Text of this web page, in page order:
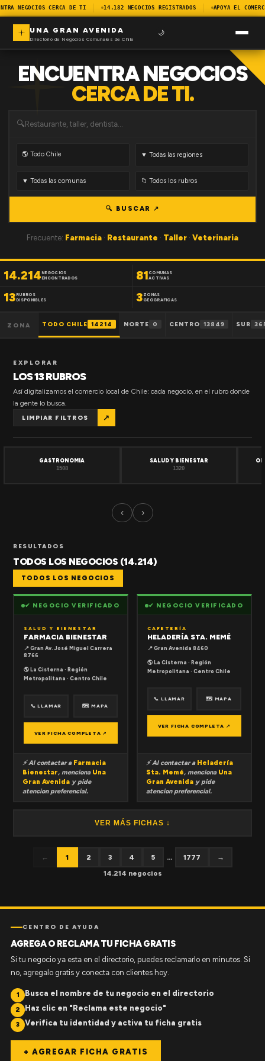
NEGOCIOS CERCA DE TI 14.182 NEGOCIOS REGISTRADOS APOYA EL
UNA GRAN AVENIDA
Directorio de Negocios Comunales de Chile
🌙
ENCUENTRA NEGOCIOS
CERCA DE TI.
🔍
🔍 BUSCAR ↗
Frecuente: Farmacia · Restaurante · Taller · Veterinaria
14.214NEGOCIOS
ENCONTRADOS
81 COMUNAS
ACTIVAS
13RUBROS
DISPONIBLES
3 ZONAS
GEOGRAFICAS
ZONA TODO CHILE 14214 NORTE 0 CENTRO 13849 SUR
EXPLORAR
LOS 13 RUBROS
Así digitalizamos el comercio local de Chile: cada negocio, en el rubro donde
la gente lo busca.
LIMPIAR FILTROS ↗
GASTRONOMIA
1508
SALUD Y BIENESTAR
1320
‹ ›
RESULTADOS
TODOS LOS NEGOCIOS (14.214)
TODOS LOS NEGOCIOS
✔ NEGOCIO VERIFICADO
SALUD Y BIENESTAR
FARMACIA BIENESTAR
📍 Gran Av. José Miguel Carrera
8766
🌎 La Cisterna · Región
Metropolitana · Centro Chile
📞 LLAMAR 🗺 MAPA
VER FICHA COMPLETA ↗
⚡ Al contactar a Farmacia
Bienestar, menciona Una
Gran Avenida y pide
atencion preferencial.
✔ NEGOCIO VERIFICADO
CAFETERÍA
HELADERÍA STA. MEMÉ
📍 Gran Avenida 8460
🌎 La Cisterna · Región
Metropolitana · Centro Chile
📞 LLAMAR 🗺 MAPA
VER FICHA COMPLETA ↗
⚡ Al contactar a Heladería
Sta. Memé, menciona Una
Gran Avenida y pide
atencion preferencial.
VER MÁS FICHAS ↓
← 1 2 3 4 5 ... 1777
→
14.214 negocios
CENTRO DE AYUDA
AGREGA O RECLAMA TU FICHA GRATIS
Si tu negocio ya esta en el directorio, puedes reclamarlo en minutos. Si
no, agregalo gratis y conecta con clientes hoy.
1 Busca el nombre de tu negocio en el directorio
2 Haz clic en "Reclama este negocio"
3 Verifica tu identidad y activa tu ficha gratis
+ AGREGAR FICHA GRATIS